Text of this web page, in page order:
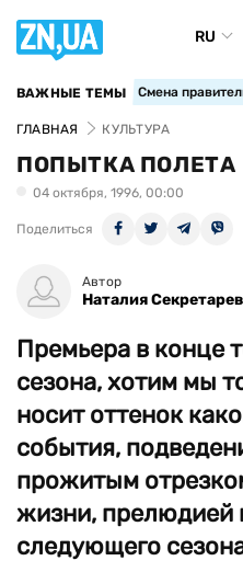
RU
ВАЖНЫЕ ТЕМЫ Смена
ГЛАВНАЯ КУЛЬТУРА
ПОПЫТКА ПОЛЕТА
04 октября, 1996, 00:00
Поделиться
Автор
Наталия
Премьера в конце
сезона, хотим мы
носит оттенок
события,
прожитым
жизни, прелюдией
следующего